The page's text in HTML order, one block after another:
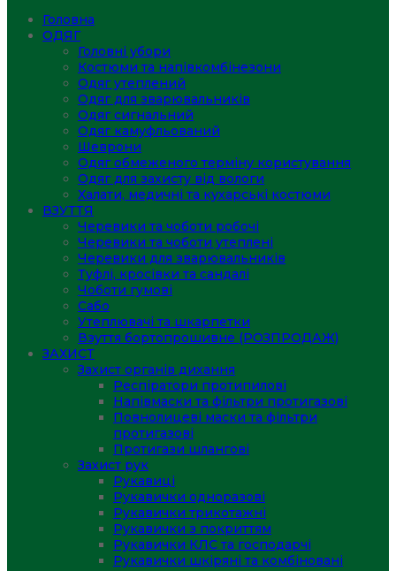
Головна
ОДЯГ
Головні убори
Костюми та напівкомбінезони
Одяг утеплений
Одяг для зварювальників
Одяг сигнальний
Одяг камуфльований
Шеврони
Одяг обмеженого терміну користування
Одяг для захисту від вологи
Халати, медичні та кухарські костюми
ВЗУТТЯ
Черевики та чоботи робочі
Черевики та чоботи утеплені
Черевики для зварювальників
Туфлі, кросівки та сандалі
Чоботи гумові
Сабо
Утеплювачі та шкарпетки
Взуття бортопрошивне (РОЗПРОДАЖ)
ЗАХИСТ
Захист органів дихання
Респіратори протипилові
Напівмаски та фільтри протигазові
Повнолицеві маски та фільтри
протигазові
Протигази шлангові
Захист рук
Рукавиці
Рукавички одноразові
Рукавички трикотажні
Рукавички з покриттям
Рукавички КЛС та господарчі
Рукавички шкіряні та комбіновані